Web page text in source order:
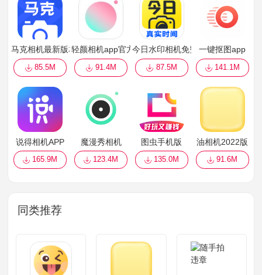
马克相机最新版本2022
85.5M
轻颜相机app官方
91.4M
今日水印相机免费
87.5M
一键抠图app
141.1M
说得相机APP
165.9M
魔漫秀相机
123.4M
图虫手机版
135.0M
油相机2022版
91.6M
同类推荐